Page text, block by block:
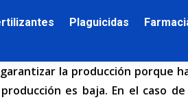
Plaguicidas
la producción porque
es baja. En el caso de